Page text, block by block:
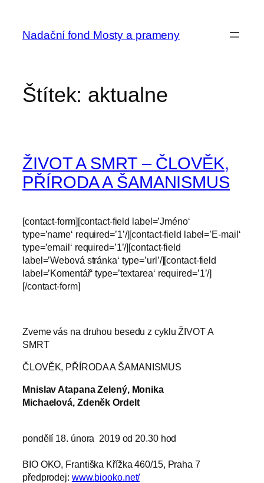
obsahNadační fond Mosty a prameny
Štítek: aktualne
ŽIVOT A SMRT – ČLOVĚK,
PŘÍRODA A ŠAMANISMUS
[contact-form][contact-field label=’Jméno‘
type=’name‘ required=’1’/][contact-field label=’E-mail‘
type=’email‘ required=’1’/][contact-field
label=’Webová stránka‘ type=’url’/][contact-field
label=’Komentář‘ type=’textarea‘ required=’1’/]
[/contact-form]
Zveme vás na druhou besedu z cyklu ŽIVOT A
SMRT
ČLOVĚK, PŘÍRODA A ŠAMANISMUS
Mnislav Atapana Zelený, Monika
Michaelová, Zdeněk Ordelt
pondělí 18. února 2019 od 20.30 hod
BIO OKO, Františka Křížka 460/15, Praha 7
předprodej: www.biooko.net/